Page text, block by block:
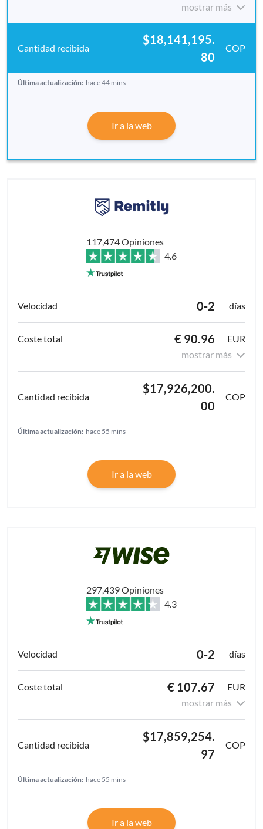
mostrar más
$18,141,195.
80
COP
Última actualización: hace 44 mins
Ir a la web
117,474 Opiniones
4.6
0-2 días
€ 90.96
EUR
mostrar más
$17,926,200.
00
COP
Última actualización: hace 55 mins
Ir a la web
297,439 Opiniones
4.3
0-2 días
€ 107.67
EUR
mostrar más
$17,859,254.
97
COP
Última actualización: hace 55 mins
Ir a la web